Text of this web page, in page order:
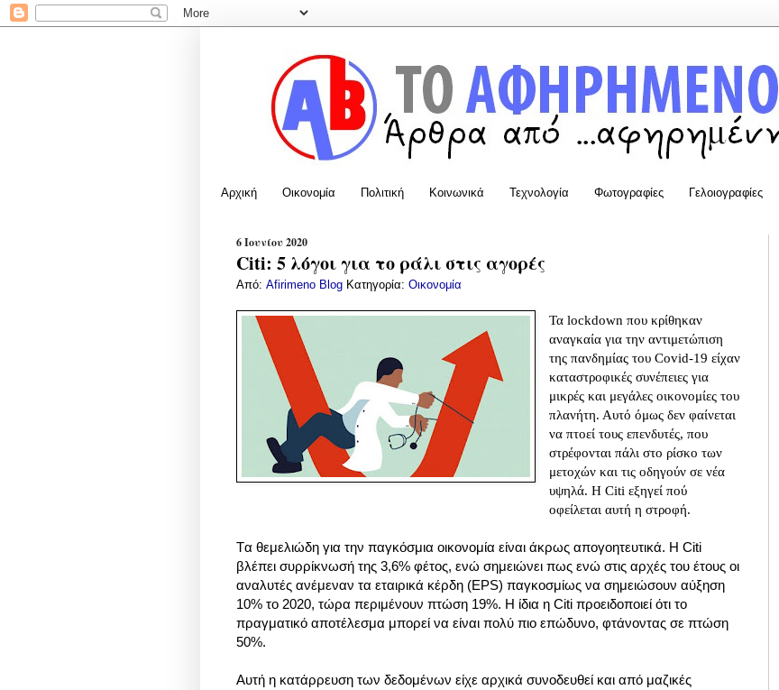
Αρχική Οικονομία Πολιτική Κοινωνικά Τεχνολογία Φωτογραφίες Γελοιογραφίες
6 Ιουνίου 2020
Citi: 5 λόγοι για το ράλι στις αγορές
Από: Afirimeno Blog Κατηγορία: Οικονομία
Τα lockdown που κρίθηκαν
αναγκαία για την αντιμετώπιση
της πανδημίας του Covid-19 είχαν
καταστροφικές συνέπειες για
μικρές και μεγάλες οικονομίες του
πλανήτη. Αυτό όμως δεν φαίνεται
να πτοεί τους επενδυτές, που
στρέφονται πάλι στο ρίσκο των
μετοχών και τις οδηγούν σε νέα
υψηλά. Η Citi εξηγεί πού
οφείλεται αυτή η στροφή.
Tα θεμελιώδη για την παγκόσμια οικονομία είναι άκρως απογοητευτικά. Η Citi
βλέπει συρρίκνωσή της 3,6% φέτος, ενώ σημειώνει πως ενώ στις αρχές του έτους οι
αναλυτές ανέμεναν τα εταιρικά κέρδη (EPS) παγκοσμίως να σημειώσουν αύξηση
10% το 2020, τώρα περιμένουν πτώση 19%. Η ίδια η Citi προειδοποιεί ότι το
πραγματικό αποτέλεσμα μπορεί να είναι πολύ πιο επώδυνο, φτάνοντας σε πτώση
50%.
Αυτή η κατάρρευση των δεδομένων είχε αρχικά συνοδευθεί και από μαζικές